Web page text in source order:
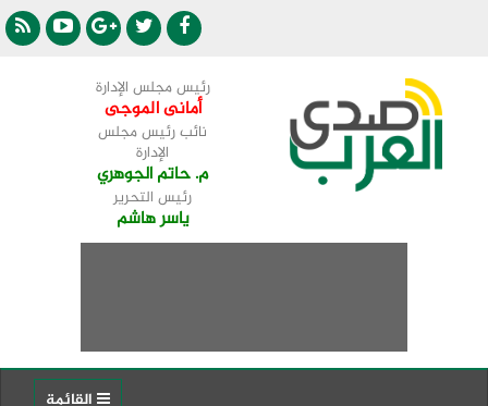
رئيس مجلس الإدارة
أمانى الموجى
نائب رئيس مجلس
الإدارة
م. حاتم الجوهري
رئيس التحرير
ياسر هاشم